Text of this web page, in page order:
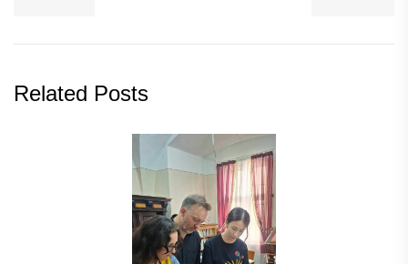
Related Posts